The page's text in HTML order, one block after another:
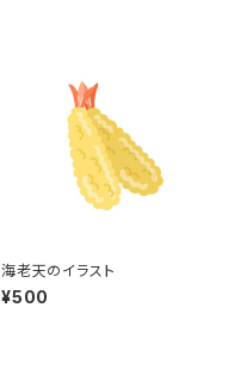
海老天のイラスト
¥500